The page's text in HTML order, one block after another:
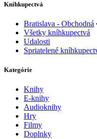
Kníhkupectvá
Bratislava - Obchodná
Všetky kníhkupectvá
Udalosti
Spriatelené
Kategórie
Knihy
E-knihy
Audioknihy
Hry
Filmy
Doplnky